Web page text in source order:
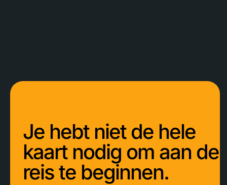
Je hebt niet de hele
kaart nodig om aan de
reis te beginnen.